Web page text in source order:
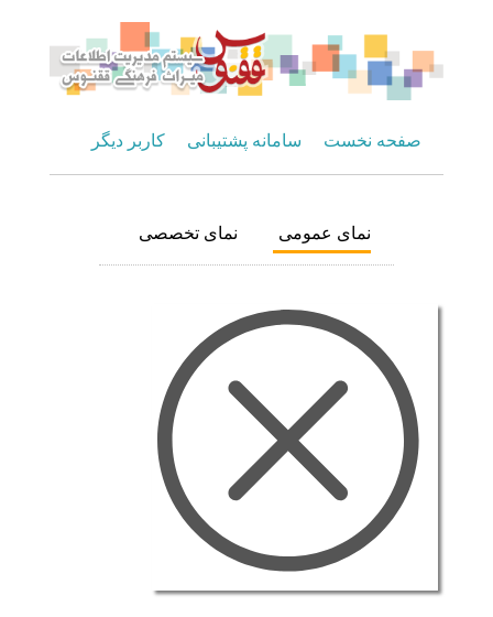
صفحه نخست سامانه پشتیبانی کاربر دیگر
نمای عمومی نمای تخصصی